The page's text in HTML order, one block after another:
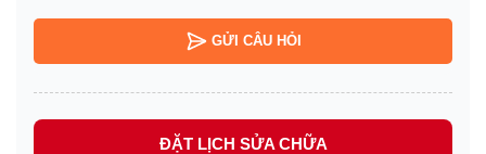
GỬI CÂU HỎI
ĐẶT LỊCH SỬA CHỮA